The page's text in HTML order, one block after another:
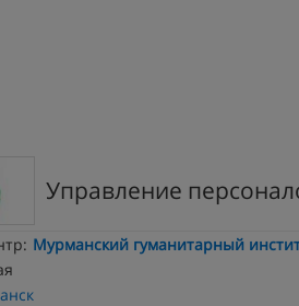
Управление
Мурманский гуманитарный